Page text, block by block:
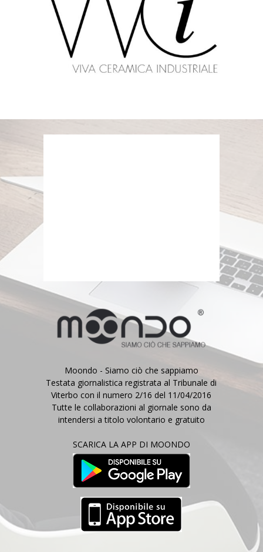
Moondo - Siamo ciò che sappiamo
Testata giornalistica registrata al Tribunale di
Viterbo con il numero 2/16 del 11/04/2016
Tutte le collaborazioni al giornale sono da
intendersi a titolo volontario e gratuito
SCARICA LA APP DI MOONDO